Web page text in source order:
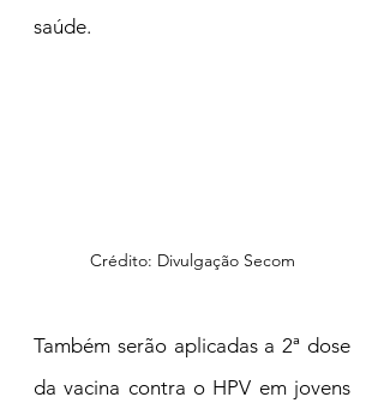
saúde.
Crédito: Divulgação Secom
Também serão aplicadas a 2ª dose
da vacina contra o HPV em jovens